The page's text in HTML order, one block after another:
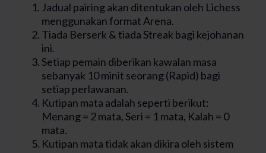
Jadual pairing akan ditentukan oleh Lichess
menggunakan format Arena.
Tiada Berserk & tiada Streak bagi kejohanan
ini.
Setiap pemain diberikan kawalan masa
sebanyak 10 minit seorang (Rapid) bagi
setiap perlawanan.
Kutipan mata adalah seperti berikut:
Menang = 2 mata, Seri = 1 mata, Kalah = 0
mata.
Kutipan mata tidak akan dikira oleh sistem